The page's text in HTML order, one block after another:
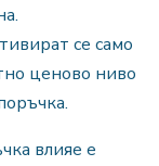
се само
ценово ниво
влияе е